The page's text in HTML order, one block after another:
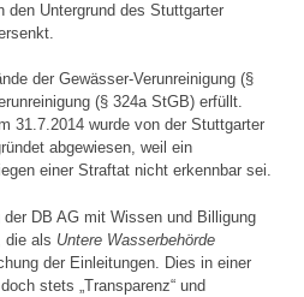
den Untergrund des Stuttgarter
der Gewässer-Verunreinigung (§
(§ 324a StGB) erfüllt.
31.7.2014 wurde von der Stuttgarter
abgewiesen, weil ein
einer Straftat nicht erkennbar sei.
DB AG mit Wissen und Billigung
die als Untere Wasserbehörde
der Einleitungen. Dies in einer
stets „Transparenz“ und